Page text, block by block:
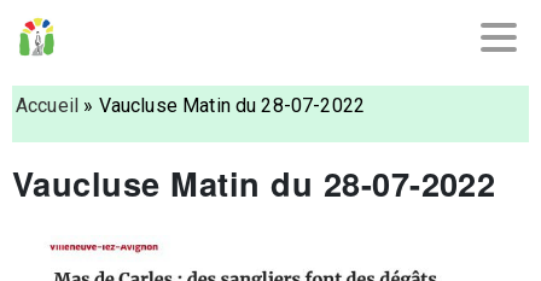
Accueil » Vaucluse Matin du 28-07-2022
Vaucluse Matin du 28-07-2022